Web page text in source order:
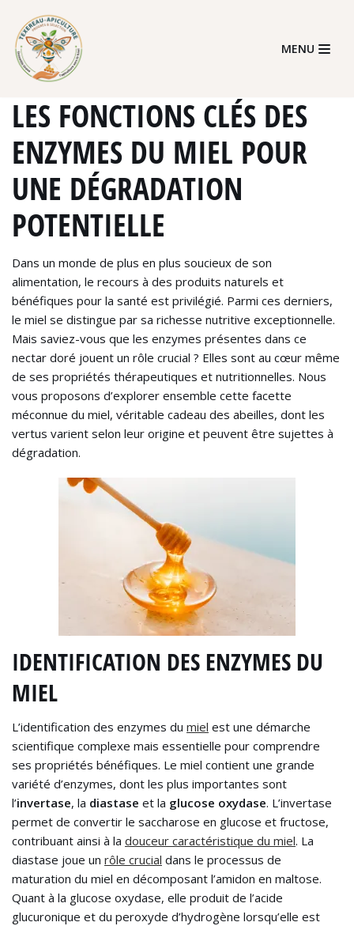
Skip
to
content
MENU
LES FONCTIONS CLÉS DES
ENZYMES DU MIEL POUR
UNE DÉGRADATION
POTENTIELLE
Dans un monde de plus en plus soucieux de son
alimentation, le recours à des produits naturels et
bénéfiques pour la santé est privilégié. Parmi ces derniers,
le miel se distingue par sa richesse nutritive exceptionnelle.
Mais saviez-vous que les enzymes présentes dans ce
nectar doré jouent un rôle crucial ? Elles sont au cœur même
de ses propriétés thérapeutiques et nutritionnelles. Nous
vous proposons d’explorer ensemble cette facette
méconnue du miel, véritable cadeau des abeilles, dont les
vertus varient selon leur origine et peuvent être sujettes à
dégradation.
IDENTIFICATION DES ENZYMES DU
MIEL
L’identification des enzymes du miel est une démarche
scientifique complexe mais essentielle pour comprendre
ses propriétés bénéfiques. Le miel contient une grande
variété d’enzymes, dont les plus importantes sont
l’invertase, la diastase et la glucose oxydase. L’invertase
permet de convertir le saccharose en glucose et fructose,
contribuant ainsi à la douceur caractéristique du miel. La
diastase joue un rôle crucial dans le processus de
maturation du miel en décomposant l’amidon en maltose.
Quant à la glucose oxydase, elle produit de l’acide
glucuronique et du peroxyde d’hydrogène lorsqu’elle est